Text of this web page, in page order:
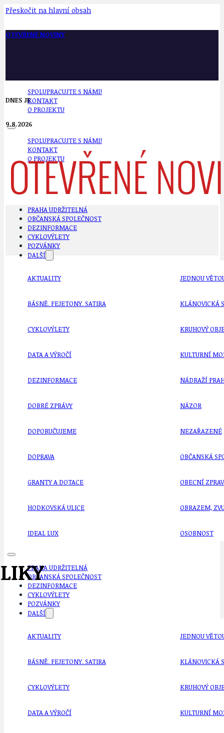
Přeskočit na hlavní obsah
OTEVŘENÉ NOVINY
SPOLUPRACUJTE S NÁMI!
KONTAKT
O PROJEKTU
SPOLUPRACUJTE S NÁMI!
KONTAKT
O PROJEKTU
DNES JE
9.8.2026
PRAHA UDRŽITELNÁ
OBČANSKÁ SPOLEČNOST
DEZINFORMACE
CYKLOVÝLETY
POZVÁNKY
DALŠÍ
AKTUALITY
BÁSNĚ. FEJETONY. SATIRA
CYKLOVÝLETY
DATA A VÝROČÍ
DEZINFORMACE
DOBRÉ ZPRÁVY
DOPORUČUJEME
DOPRAVA
GRANTY A DOTACE
HODKOVSKÁ ULICE
IDEAL LUX
JEDNOU
KLÁNOVICKÁ
KRUHOVÝ
KULTURNÍ
NÁDRAŽÍ
NÁZOR
NEZAŘAZENÉ
OBČANSKÁ
OBECNÍ
OBRAZEM,
OSOBNOST
PRAHA UDRŽITELNÁ
OBČANSKÁ SPOLEČNOST
DEZINFORMACE
CYKLOVÝLETY
POZVÁNKY
DALŠÍ
AKTUALITY
BÁSNĚ. FEJETONY. SATIRA
CYKLOVÝLETY
DATA A VÝROČÍ
JEDNOU
KLÁNOVICKÁ
KRUHOVÝ
KULTURNÍ